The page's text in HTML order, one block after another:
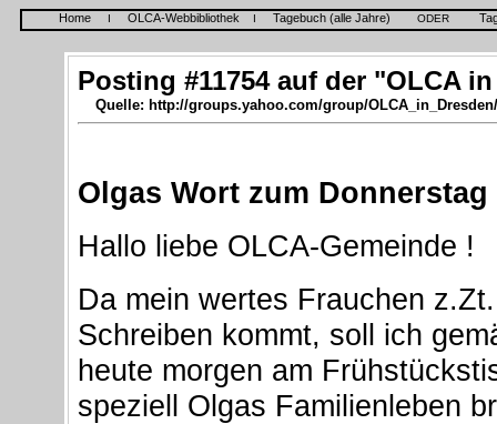
Home I OLCA-Webbibliothek I Tagebuch (alle Jahre) ODER
Posting #11754 auf der "OLCA
Quelle: http://groups.yahoo.com/group/OLCA_in_Dresden/
Olgas Wort zum Donnerstag
Hallo liebe OLCA-Gemeinde !
Da mein wertes Frauchen
Schreiben kommt, soll ich
heute morgen am
speziell Olgas Familienleben